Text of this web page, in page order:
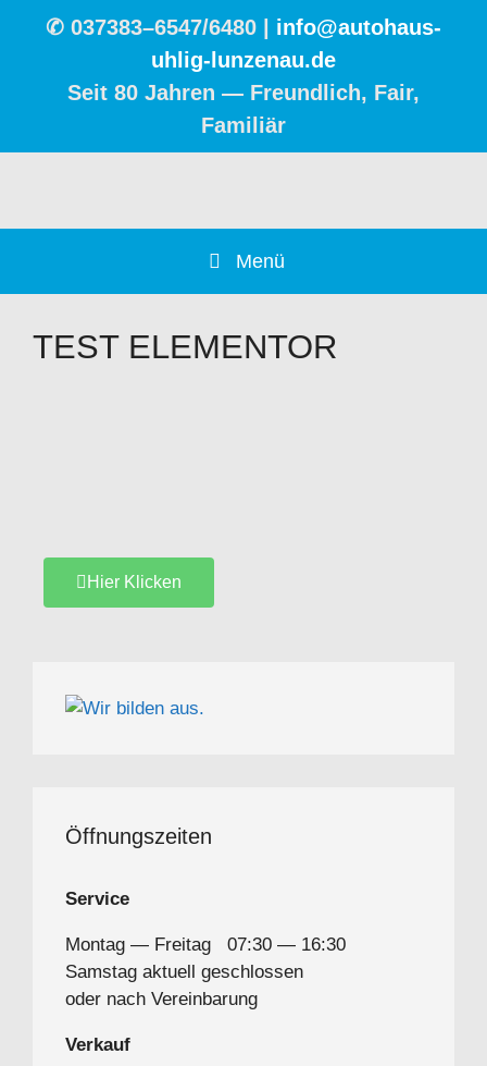
✆ 037383–6547/6480 | info@autohaus-
uhlig-lunzenau.de
Seit 80 Jah­ren — Freund­lich, Fair,
Familiär
Menü
TEST ELEMENTOR
Hier Kli­cken
Öffnungszeiten
Ser­vice
Mon­tag — Frei­tag 07:30 — 16:30
Sams­tag ak­tu­ell geschlossen
oder nach Vereinbarung
Ver­kauf